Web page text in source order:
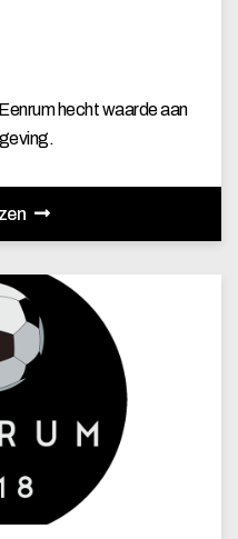
hecht waarde aan